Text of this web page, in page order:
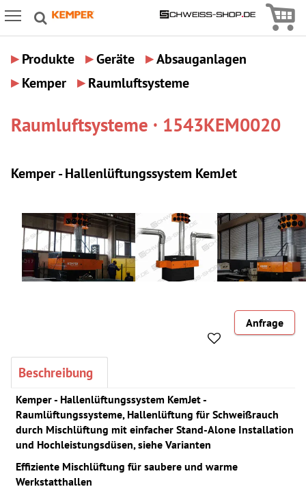
Icon Menu
▸ Produkte ▸Geräte ▸Absauganlagen
▸ Kemper ▸ Raumluftsysteme
Raumluftsysteme · 1543KEM0020
Kemper - Hallenlüftungssystem KemJet
Anfrage
Beschreibung
Kemper - Hallenlüftungssystem KemJet -
Raumlüftungssysteme, Hallenlüftung für Schweißrauch
durch Mischlüftung mit einfacher Stand-Alone Installation
und Hochleistungsdüsen, siehe Varianten
Effiziente Mischlüftung für saubere und warme
Werkstatthallen